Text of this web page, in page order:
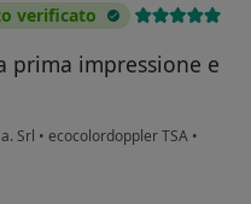
verificato
prima impressione e
Srl • ecocolordoppler TSA •